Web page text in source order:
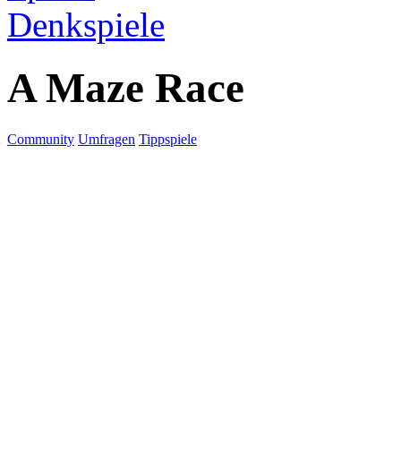
Denkspiele
A Maze Race
Community Umfragen Tippspiele